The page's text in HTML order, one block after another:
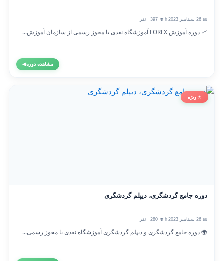
👨‍🎓 397+ نفر
📈 دوره آموزش FOREX آموزشگاه نقدی با مجوز رسمی از سازمان آموزش...
مشاهده دوره◀
⭐ ویژه
دوره جامع گردشگری، دیپلم گردشگری
👨‍🎓 280+ نفر
🌍 دوره جامع گردشگری و دیپلم گردشگری آموزشگاه نقدی با مجوز رسمی...